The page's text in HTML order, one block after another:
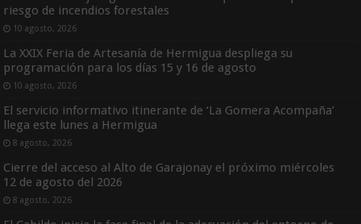
riesgo de incendios forestales
10 agosto, 2026
La XXIX Feria de Artesanía de Hermigua despliega su
programación para los días 15 y 16 de agosto
10 agosto, 2026
El servicio informativo itinerante de ‘La Gomera Acompaña’
llega este lunes a Hermigua
8 agosto, 2026
Cierre del acceso al Alto de Garajonay el próximo miércoles
12 de agosto del 2026
8 agosto, 2026